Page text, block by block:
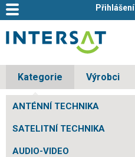
Přihlášení
Kategorie Výrobci
ANTÉNNÍ TECHNIKA
SATELITNÍ TECHNIKA
AUDIO-VIDEO